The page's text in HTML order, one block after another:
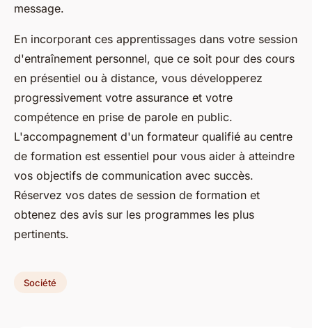
message.
En incorporant ces apprentissages dans votre session
d'entraînement personnel, que ce soit pour des cours
en présentiel ou à distance, vous développerez
progressivement votre assurance et votre
compétence en prise de parole en public.
L'accompagnement d'un formateur qualifié au centre
de formation est essentiel pour vous aider à atteindre
vos objectifs de communication avec succès.
Réservez vos dates de session de formation et
obtenez des avis sur les programmes les plus
pertinents.
Société